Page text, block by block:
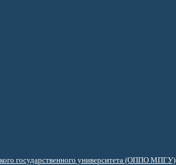
государственного университета (ОППО МПГУ)